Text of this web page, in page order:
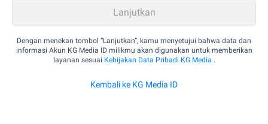
Dengan menekan tombol “Lanjutkan”, kamu menyetujui bahwa data dan
informasi Akun KG Media ID milikmu akan digunakan untuk memberikan
layanan sesuai Kebijakan Data Pribadi KG Media .
Kembali ke KG Media ID